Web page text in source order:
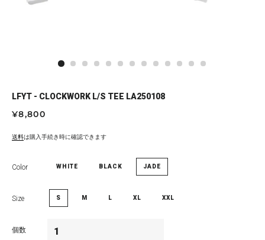
LFYT - CLOCKWORK L/S TEE LA250108
通
価
セ
ル
¥8,800
送料は購入手続き時に確認できます
Color WHITE BLACK JADE
Size S M L XL XXL
個数